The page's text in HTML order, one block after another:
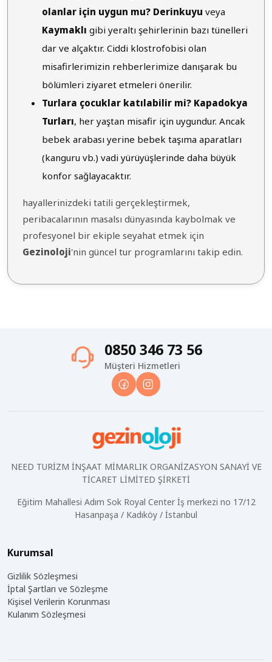
olanlar için uygun mu? Derinkuyu veya
Kaymaklı gibi yeraltı şehirlerinin bazı tünelleri
dar ve alçaktır. Ciddi klostrofobisi olan
misafirlerimizin rehberlerimize danışarak bu
bölümleri ziyaret etmeleri önerilir.
Turlara çocuklar katılabilir mi? Kapadokya
Turları, her yaştan misafir için uygundur. Ancak
bebek arabası yerine bebek taşıma aparatları
(kanguru vb.) vadi yürüyüşlerinde daha büyük
konfor sağlayacaktır.
hayallerinizdeki tatili gerçekleştirmek,
peribacalarının masalsı dünyasında kaybolmak ve
profesyonel bir ekiple seyahat etmek için
Gezinoloji'nin güncel tur programlarını takip edin.
0850 346 73 56
Müşteri Hizmetleri
NEED TURİZM İNŞAAT MİMARLIK ORGANİZASYON SANAYİ VE
TİCARET LİMİTED ŞİRKETİ
Eğitim Mahallesi Adım Sok Royal Center İş merkezi no 17/12
Hasanpaşa / Kadıköy / İstanbul
Kurumsal
Gizlilik Sözleşmesi
İptal Şartları ve Sözleşme
Kişisel Verilerin Korunması
Kulanım Sözleşmesi